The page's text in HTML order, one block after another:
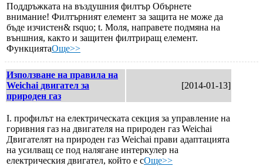
Поддръжката на въздушния филтър Обърнете
внимание! Филтърният елемент за защита не може да
бъде изчистен& rsquo; t. Моля, направете подмяна на
външния, както и защитен филтриращ елемент.
ФункциятаОще>>
Използване на правила на
Weichai двигател за
природен газ
[2014-01-13]
I. профилът на електрическата секция за управление на
горивния газ на двигателя на природен газ Weichai
Двигателят на природен газ Weichai прави адаптацията
на усилващ се под налягане интеркулер на
електрическия двигател, който е cОще>>